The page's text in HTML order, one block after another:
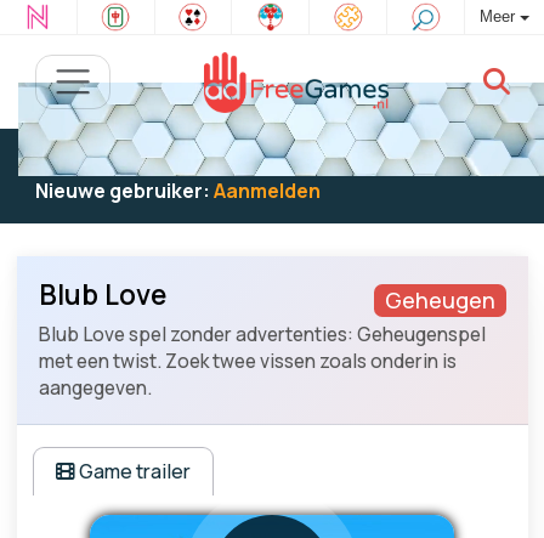
Meer
Bestaande gebruiker: Log in
om te spelen
Nieuwe gebruiker: Aanmelden
Geheugen
Blub Love
Blub Love spel zonder advertenties: Geheugenspel
met een twist. Zoek twee vissen zoals onderin is
aangegeven.
Game trailer